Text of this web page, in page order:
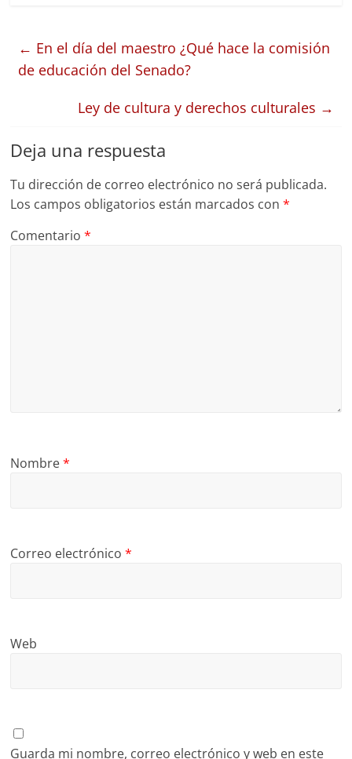
← En el día del maestro ¿Qué hace la comisión
de educación del Senado?
Ley de cultura y derechos culturales →
Deja una respuesta
Tu dirección de correo electrónico no será publicada.
Los campos obligatorios están marcados con*
Comentario*
Nombre*
Correo electrónico*
Web
Guarda mi nombre, correo electrónico y web en este